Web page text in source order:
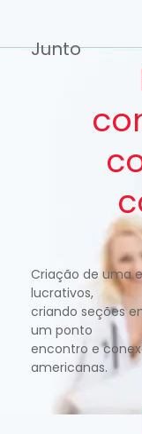
Junto
Criação de uma
lucrativos,
criando seções
um ponto
encontro e
americanas.